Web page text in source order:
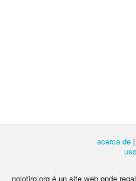
acerca de |
uso
nolotiro.org é un site web onde